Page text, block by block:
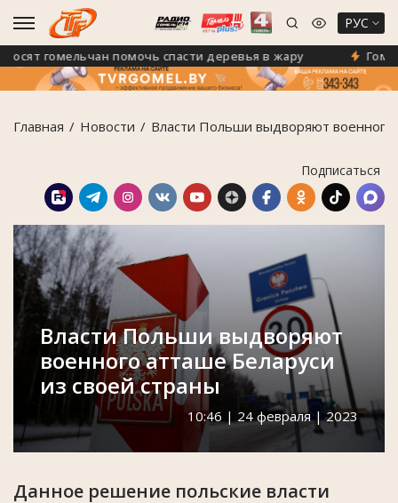
РУС
гомельчан помочь спасти деревья в жару Гомель
Главная Новости Власти Польши выдворяют военного
Подписаться
Власти Польши выдворяют
военного атташе Беларуси
из своей страны
10:46 | 24 февраля | 2023
Данное решение польские власти